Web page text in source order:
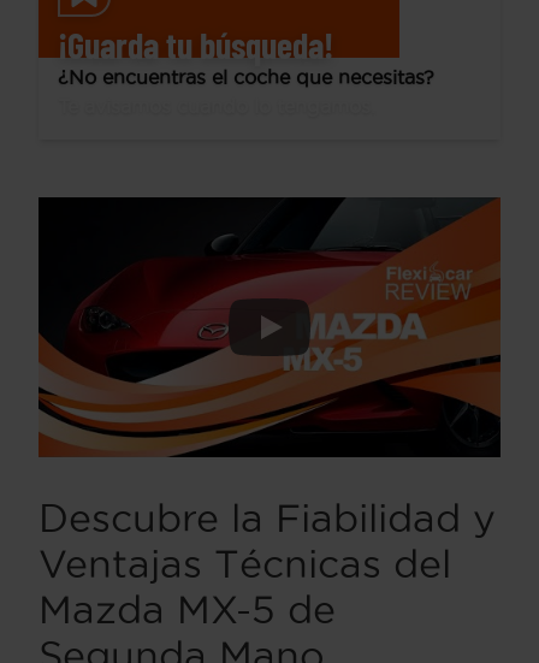
¡Guarda tu búsqueda!
¿No encuentras el coche que necesitas?
Descubre la Fiabilidad y
Ventajas Técnicas del
Mazda MX-5 de